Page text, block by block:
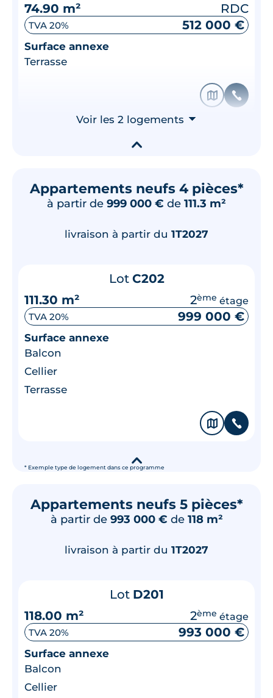
74.90 m²
RDC
TVA 20% 512 000 €
Surface annexe
Terrasse
🗞 📞
Voir les 2 logements ⮟
▾
Appartements neufs 4 pièces*
à partir de 999 000 € de 111.3 m²
* Exemple type de logement dans ce programme
livraison à partir du 1T2027
Lot C202
111.30 m²
2ème étage
TVA 20% 999 000 €
Surface annexe
Balcon
Cellier
Terrasse
🗞 📞
▾
Appartements neufs 5 pièces*
à partir de 993 000 € de 118 m²
livraison à partir du 1T2027
Lot D201
118.00 m²
2ème étage
TVA 20% 993 000 €
Surface annexe
Balcon
Cellier